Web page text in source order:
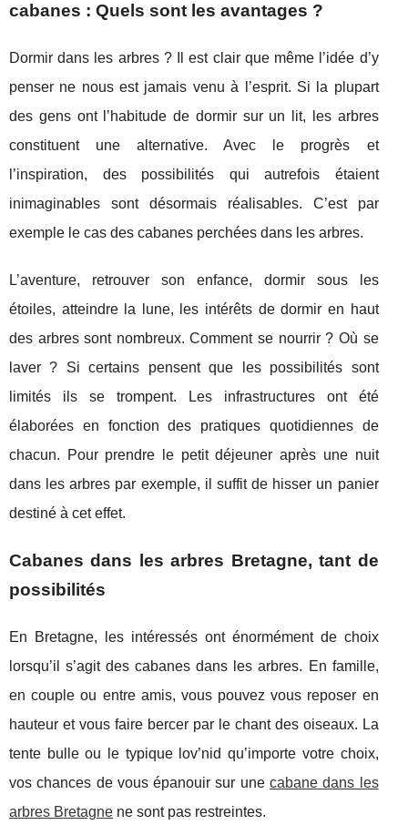
cabanes : Quels sont les avantages ?
Dormir dans les arbres ? Il est clair que même l’idée d’y
penser ne nous est jamais venu à l’esprit. Si la plupart
des gens ont l’habitude de dormir sur un lit, les arbres
constituent une alternative. Avec le progrès et
l’inspiration, des possibilités qui autrefois étaient
inimaginables sont désormais réalisables. C’est par
exemple le cas des cabanes perchées dans les arbres.
L’aventure, retrouver son enfance, dormir sous les
étoiles, atteindre la lune, les intérêts de dormir en haut
des arbres sont nombreux. Comment se nourrir ? Où se
laver ? Si certains pensent que les possibilités sont
limités ils se trompent. Les infrastructures ont été
élaborées en fonction des pratiques quotidiennes de
chacun. Pour prendre le petit déjeuner après une nuit
dans les arbres par exemple, il suffit de hisser un panier
destiné à cet effet.
Cabanes dans les arbres Bretagne, tant de
possibilités
En Bretagne, les intéressés ont énormément de choix
lorsqu’il s’agit des cabanes dans les arbres. En famille,
en couple ou entre amis, vous pouvez vous reposer en
hauteur et vous faire bercer par le chant des oiseaux. La
tente bulle ou le typique lov’nid qu’importe votre choix,
vos chances de vous épanouir sur unecabane dans les
arbres Bretagne ne sont pas restreintes.